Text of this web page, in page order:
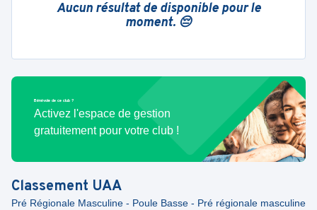
Aucun résultat de disponible pour le
moment. 😔
Bénévole de ce club ?
Activez l'espace de gestion
gratuitement pour votre club !
Classement UAA
Pré Régionale Masculine - Poule Basse - Pré régionale masculine